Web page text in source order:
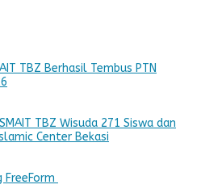
TBZ Berhasil Tembus PTN
TBZ Wisuda 271 Siswa dan
Center Bekasi
FreeForm